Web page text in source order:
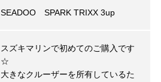
SEADOO SPARK TRIXX 3up
スズキマリンで初めてのご購入です
☆
大きなクルーザーを所有しているた